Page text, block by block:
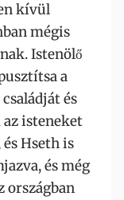
kívül
mégis
Istenölő
a
és
az isteneket
Hseth is
és még
országban